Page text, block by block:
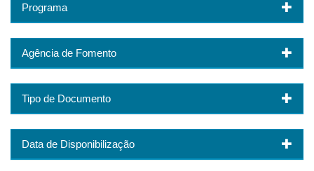
Programa
Agência de Fomento
Tipo de Documento
Data de Disponibilização